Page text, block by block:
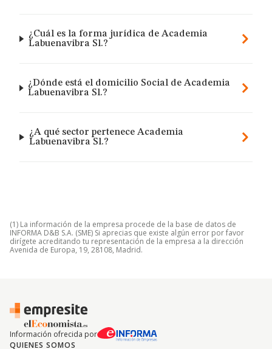
¿Cuál es la forma jurídica de Academia
Labuenavibra Sl.?
¿Dónde está el domicilio Social de Academia
Labuenavibra Sl.?
¿A qué sector pertenece Academia
Labuenavibra Sl.?
(1) La información de la empresa procede de la base de datos de
INFORMA D&B S.A. (SME) Si aprecias que existe algún error por favor
dirígete acreditando tu representación de la empresa a la dirección
Avenida de Europa, 19, 28108, Madrid.
Información ofrecida por
QUIENES SOMOS